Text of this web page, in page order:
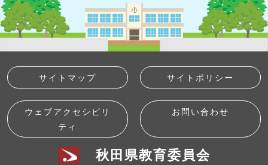
サイトマップ サイトポリシー
ウェブアクセシビリ
ティ
お問い合わせ
秋田県教育委員会